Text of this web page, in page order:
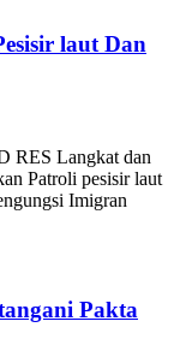
laut Dan
RES Langkat dan
Patroli pesisir laut
Imigran
Pakta